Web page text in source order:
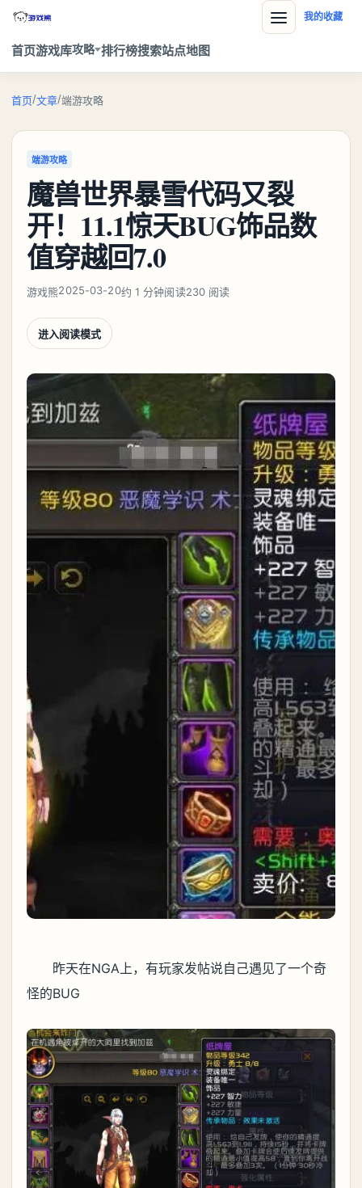
首页游戏库攻略 排行榜搜索站点地图
我的收藏
首页/文章/端游攻略
端游攻略
魔兽世界暴雪代码又裂
开！11.1惊天BUG饰品数
值穿越回7.0
游戏熊2025-03-20约 1 分钟阅读230 阅读
进入阅读模式
昨天在NGA上，有玩家发帖说自己遇见了一个奇
怪的BUG